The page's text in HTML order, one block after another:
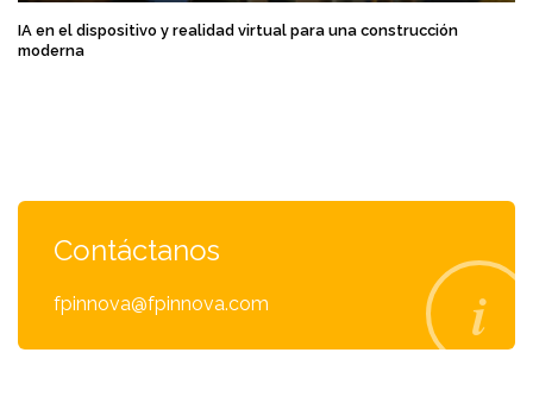
IA en el dispositivo y realidad virtual para una construcción
moderna
Contáctanos
fpinnova@fpinnova.com